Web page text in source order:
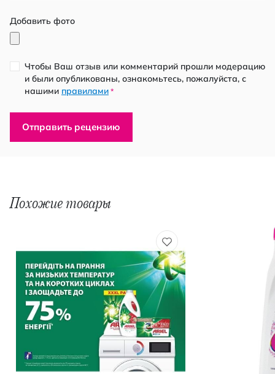
Добавить фото
Чтобы Ваш отзыв или комментарий прошли модерацию
и были опубликованы, ознакомьтесь, пожалуйста, с
нашими правилами *
Отправить рецензию
Похожие товары